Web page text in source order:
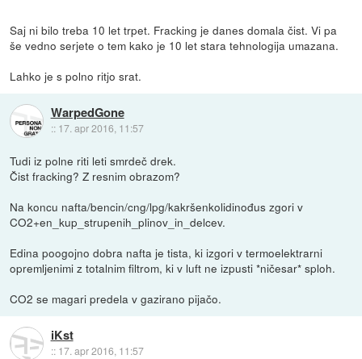
Saj ni bilo treba 10 let trpet. Fracking je danes domala čist. Vi pa
še vedno serjete o tem kako je 10 let stara tehnologija umazana.
Lahko je s polno ritjo srat.
WarpedGone
:: 17. apr 2016, 11:57
Tudi iz polne riti leti smrdeč drek.
Čist fracking? Z resnim obrazom?
Na koncu nafta/bencin/cng/lpg/kakršenkolidinođus zgori v
CO2+en_kup_strupenih_plinov_in_delcev.
Edina poogojno dobra nafta je tista, ki izgori v termoelektrarni
opremljenimi z totalnim filtrom, ki v luft ne izpusti *ničesar* sploh.
CO2 se magari predela v gazirano pijačo.
iKst
:: 17. apr 2016, 11:57